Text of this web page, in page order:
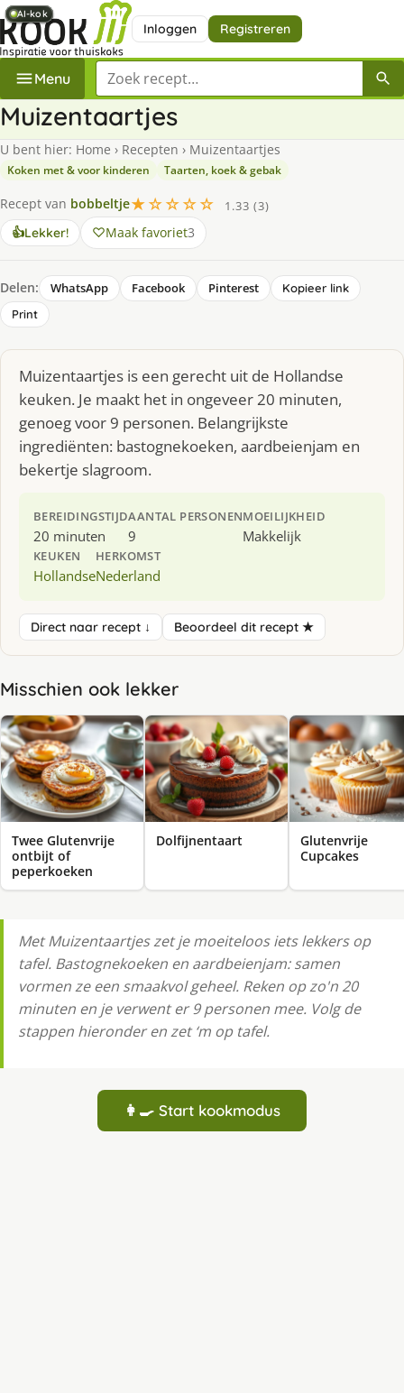
Inloggen Registreren
Menu Zoek een recept
Muizentaartjes
U bent hier: Home › Recepten › Muizentaartjes
Koken met & voor kinderen Taarten, koek & gebak
Recept van bobbeltje★☆☆☆☆
1.33 (3)
👍Lekker! Maak favoriet3
Delen: WhatsApp Facebook Pinterest
Kopieer link
Print
Muizentaartjes is een gerecht uit de Hollandse
keuken. Je maakt het in ongeveer 20 minuten,
genoeg voor 9 personen. Belangrijkste
ingrediënten: bastognekoeken, aardbeienjam en
bekertje slagroom.
BEREIDINGSTIJD
20 minuten
AANTAL PERSONEN
9
MOEILIJKHEID
Makkelijk
KEUKEN
Hollandse
HERKOMST
Nederland
Direct naar recept ↓ Beoordeel dit recept ★
Misschien ook lekker
AI-kok
Twee Glutenvrije
ontbijt of
peperkoeken
AI-kok
Dolfijnentaart
AI-kok
Glutenvrije
Cupcakes
AI-kok
AI-kok
AI-kok
Met Muizentaartjes zet je moeiteloos iets lekkers op
tafel. Bastognekoeken en aardbeienjam: samen
vormen ze een smaakvol geheel. Reken op zo'n 20
minuten en je verwent er 9 personen mee. Volg de
stappen hieronder en zet ‘m op tafel.
👩‍🍳 Start kookmodus